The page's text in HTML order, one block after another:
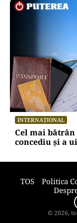
INTERNAȚIONAL
Cel mai
concediu și a
TOS Politica
© 2026,